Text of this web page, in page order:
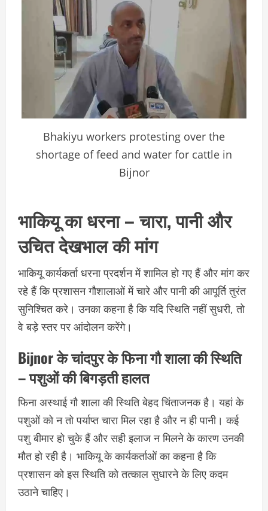
Bhakiyu workers protesting over the
shortage of feed and water for cattle in
Bijnor
भाकियू का धरना – चारा, पानी और
उचित देखभाल की मांग
भाकियू कार्यकर्ता धरना प्रदर्शन में शामिल हो गए हैं और मांग कर
रहे हैं कि प्रशासन गौशालाओं में चारे और पानी की आपूर्ति तुरंत
सुनिश्चित करे। उनका कहना है कि यदि स्थिति नहीं सुधरी, तो
वे बड़े स्तर पर आंदोलन करेंगे।
Bijnor के चांदपुर के फिना गौ शाला की स्थिति
– पशुओं की बिगड़ती हालत
फिना अस्थाई गौ शाला की स्थिति बेहद चिंताजनक है। यहां के
पशुओं को न तो पर्याप्त चारा मिल रहा है और न ही पानी। कई
पशु बीमार हो चुके हैं और सही इलाज न मिलने के कारण उनकी
मौत हो रही है। भाकियू के कार्यकर्ताओं का कहना है कि
प्रशासन को इस स्थिति को तत्काल सुधारने के लिए कदम
उठाने चाहिए।